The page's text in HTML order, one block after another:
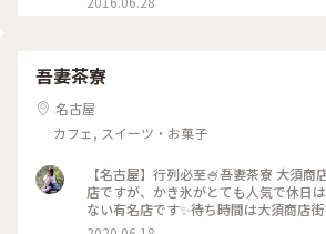
吾妻茶寮
名古屋
カフェ, スイーツ・お菓子
【名古屋】行列必至🍧吾妻茶寮 大須商店街にある、小さなお
店ですが、かき氷がとても人気で休日
ない有名店です✨待ち時間は大須商店街
かき氷は、いろいろなメニューがあり